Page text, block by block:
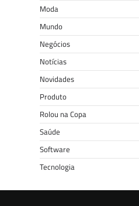
Moda
Mundo
Negócios
Notícias
Novidades
Produto
Rolou na Copa
Saúde
Software
Tecnologia